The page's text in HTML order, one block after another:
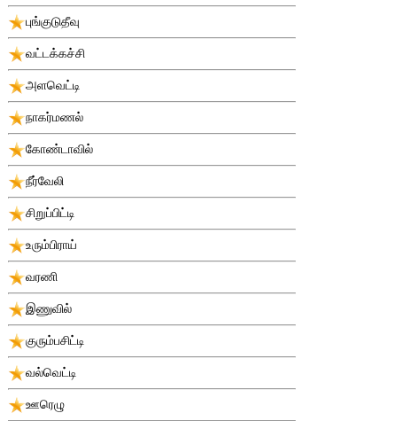
புங்குடுதீவு
வட்டக்கச்சி
அளவெட்டி
நாகர்மணல்
கோண்டாவில்
நீர்வேலி
சிறுப்பிட்டி
உரும்பிராய்
வரணி
இணுவில்
குரும்பசிட்டி
வல்வெட்டி
ஊரெழு